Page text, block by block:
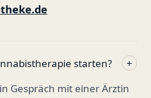
starten?
+
Gespräch mit einer Ärztin